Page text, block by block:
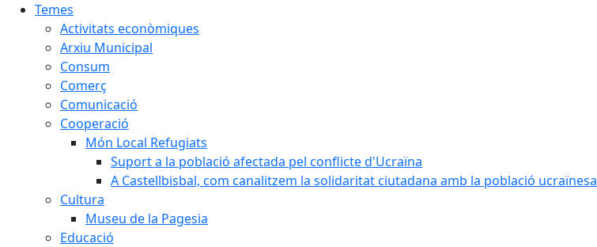
Temes
Activitats econòmiques
Arxiu Municipal
Consum
Comerç
Comunicació
Cooperació
Món Local Refugiats
Suport a la població afectada pel conflicte d'Ucraïna
A Castellbisbal, com canalitzem la solidaritat ciutadana amb la població ucraïnesa
Cultura
Museu de la Pagesia
Educació